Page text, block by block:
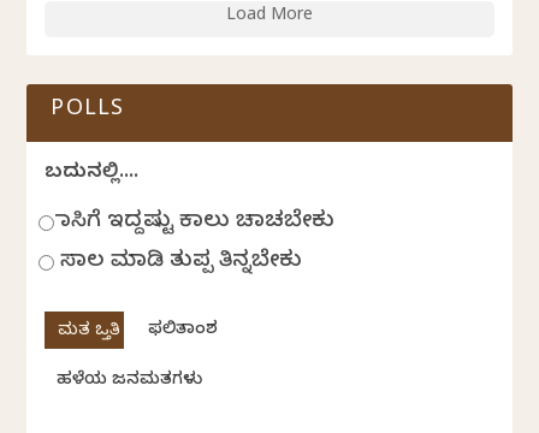
Load More
POLLS
ಬದುಕಿನಲ್ಲಿ....
ಹಾಸಿಗೆ ಇದ್ದಷ್ಟು ಕಾಲು ಚಾಚಬೇಕು
ಸಾಲ ಮಾಡಿ ತುಪ್ಪ ತಿನ್ನಬೇಕು
ಫಲಿತಾಂಶ
ಹಳೆಯ ಜನಮತಗಳು